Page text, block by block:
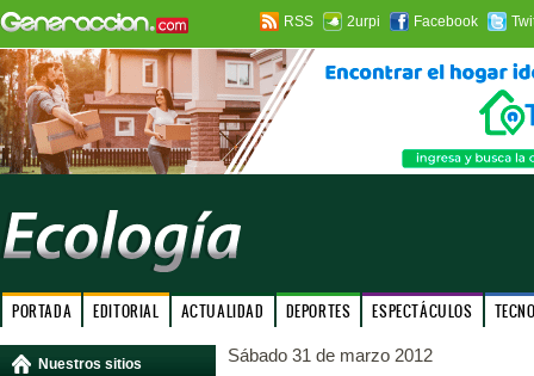
RSS 2urpi Facebook
PORTADA EDITORIAL ACTUALIDAD DEPORTES ESPECTÁCULOS
Nuestros sitios Sábado 31 de marzo 2012